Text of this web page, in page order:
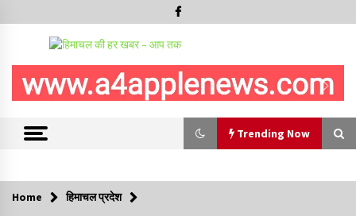
Trending Now
Home हिमाचल प्रदेश